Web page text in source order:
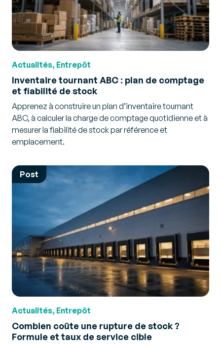
Actualités, Entrepôt
Inventaire tournant ABC : plan de comptage
et fiabilité de stock
Apprenez à construire un plan d’inventaire tournant
ABC, à calculer la charge de comptage quotidienne et à
mesurer la fiabilité de stock par référence et
emplacement.
Post
Actualités, Entrepôt
Combien coûte une rupture de stock ?
Formule et taux de service cible